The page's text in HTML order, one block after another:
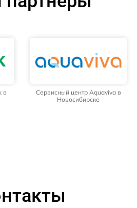
в
Сервисный центр Aquaviva в
Новосибирске